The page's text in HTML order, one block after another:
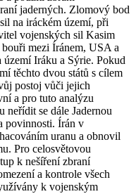
jaderných. Zlomový bod
na iráckém území, při
vojenských sil Kasim
mezi Íránem, USA a
Iráku a Sýrie. Pokud
těchto dvou států s cílem
postoj vůči jejich
a pro tuto analýzu
se dále Jadernou
povinnosti. Írán v
uranu a obnovil
Pro celosvětovou
k nešíření zbraní
a kontrole všech
k vojenským